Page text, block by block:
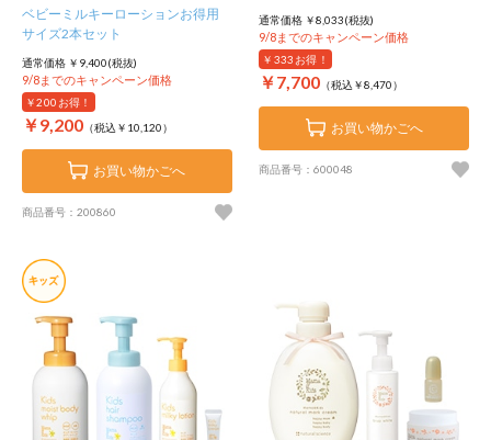
ベビーミルキーローションお得用
サイズ2本セット
通常価格 ￥9,400(税抜)
9/8までのキャンペーン価格
￥200 お得！
￥9,200 （税込￥10,120）
お買い物かごへ
商品番号：200860
通常価格 ￥8,033(税抜)
9/8までのキャンペーン価格
￥333 お得！
￥7,700 （税込￥8,470）
お買い物かごへ
商品番号：600048